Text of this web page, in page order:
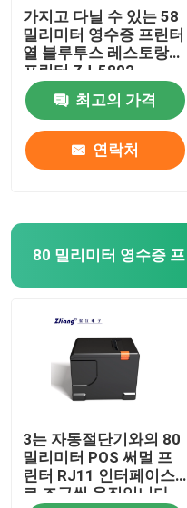
가지고 다닐 수 있는 58
밀리미터 영수증 프린터
열 블루투스 레스토랑
프린터 ZJ-5802
최고의 가격
연락처
80 밀리미터 영수증
3는 자동절단기와의 80
밀리미터 POS 써멀 프
린터 RJ11 인터페이스
로 조금씩 움직입니다